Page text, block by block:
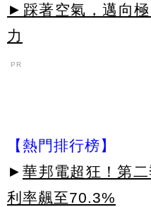
►踩著空氣，邁向
力
PR
【熱門排行榜】
► 華邦電超狂！第
利率飆至70.3%